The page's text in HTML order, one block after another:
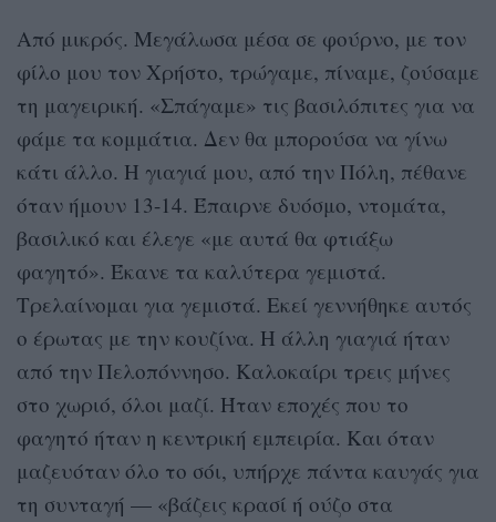
Από μικρός. Μεγάλωσα μέσα σε φούρνο, με τον
φίλο μου τον Χρήστο, τρώγαμε, πίναμε, ζούσαμε
τη μαγειρική. «Σπάγαμε» τις βασιλόπιτες για να
φάμε τα κομμάτια. Δεν θα μπορούσα να γίνω
κάτι άλλο. Η γιαγιά μου, από την Πόλη, πέθανε
όταν ήμουν 13-14. Έπαιρνε δυόσμο, ντομάτα,
βασιλικό και έλεγε «με αυτά θα φτιάξω
φαγητό». Έκανε τα καλύτερα γεμιστά.
Τρελαίνομαι για γεμιστά. Εκεί γεννήθηκε αυτός
ο έρωτας με την κουζίνα. Η άλλη γιαγιά ήταν
από την Πελοπόννησο. Καλοκαίρι τρεις μήνες
στο χωριό, όλοι μαζί. Ήταν εποχές που το
φαγητό ήταν η κεντρική εμπειρία. Και όταν
μαζευόταν όλο το σόι, υπήρχε πάντα καυγάς για
τη συνταγή — «βάζεις κρασί ή ούζο στα